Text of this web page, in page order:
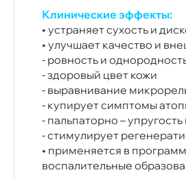
Клинические эффекты:
• устраняет сухость и
• улучшает качество и
- ровность и
- здоровый цвет кожи
- выравнивание
- купирует симптомы
- пальпаторно –
- стимулирует
• применяется в
воспалительные